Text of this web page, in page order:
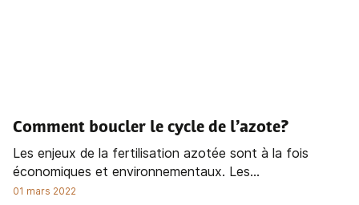
Comment boucler le cycle de l’azote?
Les enjeux de la fertilisation azotée sont à la fois
économiques et environnementaux. Les...
01 mars 2022